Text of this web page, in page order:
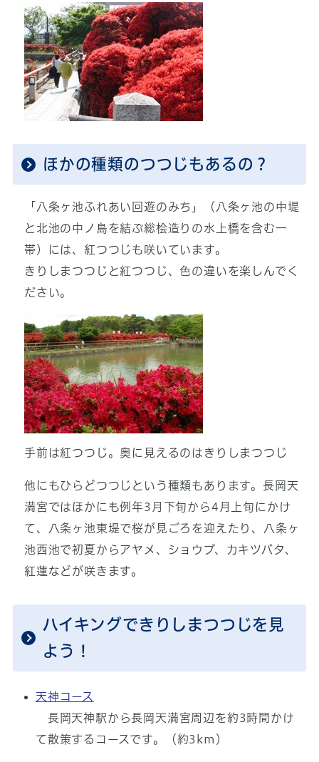
ほかの種類のつつじもあるの？
「八条ヶ池ふれあい回遊のみち」（八条ヶ池の中堤
と北池の中ノ島を結ぶ総桧造りの水上橋を含む一
帯）には、紅つつじも咲いています。
きりしまつつじと紅つつじ、色の違いを楽しんでく
ださい。
手前は紅つつじ。奥に見えるのはきりしまつつじ
他にもひらどつつじという種類もあります。長岡天
満宮ではほかにも例年3月下旬から4月上旬にかけ
て、八条ヶ池東堤で桜が見ごろを迎えたり、八条ヶ
池西池で初夏からアヤメ、ショウブ、カキツバタ、
紅蓮などが咲きます。
ハイキングできりしまつつじを見
よう！
天神コース
長岡天神駅から長岡天満宮周辺を約3時間かけ
て散策するコースです。（約3km）